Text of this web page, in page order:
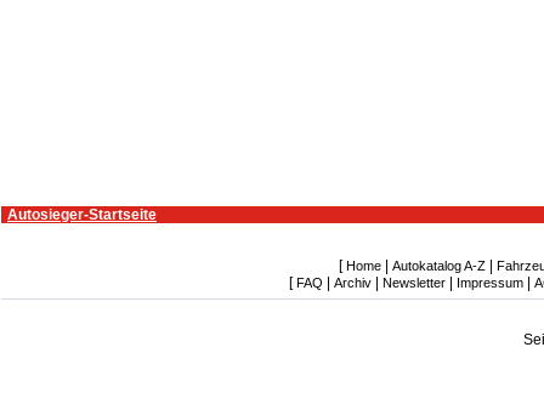
Autosieger-Startseite
[ Home| Autokatalog A-Z|
[ FAQ Archiv Newsletter Impressum